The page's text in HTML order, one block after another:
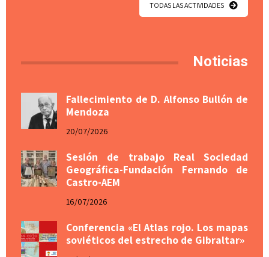
TODAS LAS ACTIVIDADES
Noticias
Fallecimiento de D. Alfonso Bullón de
Mendoza
20/07/2026
Sesión de trabajo Real Sociedad
Geográfica-Fundación Fernando de
Castro-AEM
16/07/2026
Conferencia «El Atlas rojo. Los mapas
soviéticos del estrecho de Gibraltar»